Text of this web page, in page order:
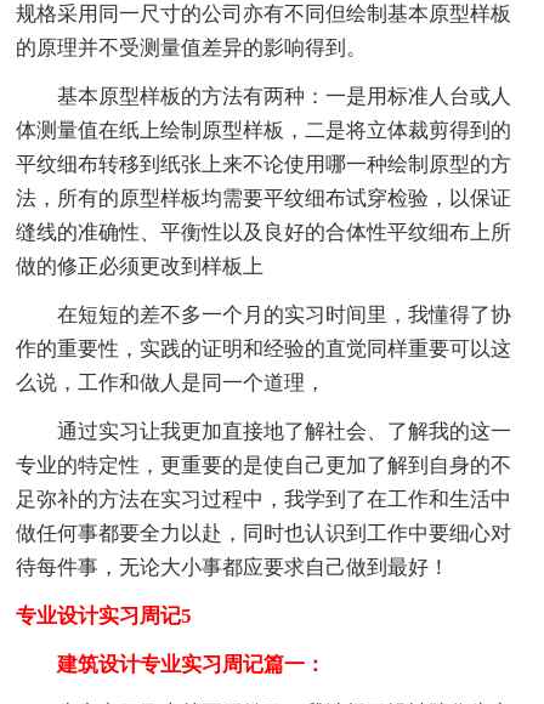
规格采用同一尺寸的公司亦有不同但绘制基本原型样板
的原理并不受测量值差异的影响得到。
基本原型样板的方法有两种：一是用标准人台或人
体测量值在纸上绘制原型样板，二是将立体裁剪得到的
平纹细布转移到纸张上来不论使用哪一种绘制原型的方
法，所有的原型样板均需要平纹细布试穿检验，以保证
缝线的准确性、平衡性以及良好的合体性平纹细布上所
做的修正必须更改到样板上
在短短的差不多一个月的实习时间里，我懂得了协
作的重要性，实践的证明和经验的直觉同样重要可以这
么说，工作和做人是同一个道理，
通过实习让我更加直接地了解社会、了解我的这一
专业的特定性，更重要的是使自己更加了解到自身的不
足弥补的方法在实习过程中，我学到了在工作和生活中
做任何事都要全力以赴，同时也认识到工作中要细心对
待每件事，无论大小事都应要求自己做到最好！
专业设计实习周记5
建筑设计专业实习周记篇一：